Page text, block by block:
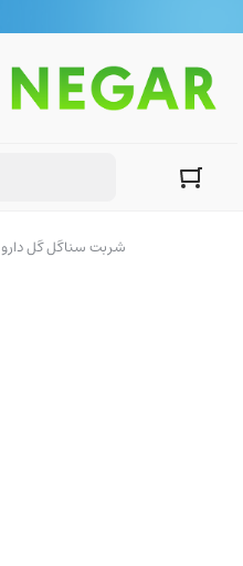
/ شربت سناگل گل دارو